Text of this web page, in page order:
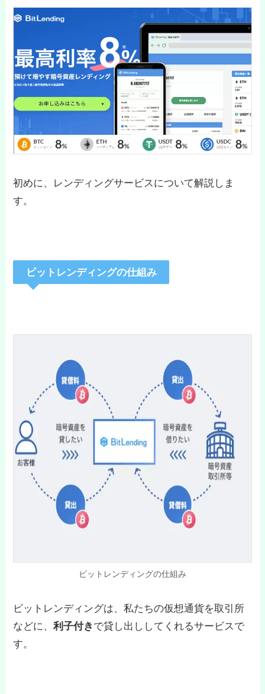
初めに、レンディングサービスについて解説しま
す。
ビットレンディングの仕組み
ビットレンディングの仕組み
ビットレンディングは、私たちの仮想通貨を取引所
などに、利子付き で貸し出ししてくれるサービスで
す。